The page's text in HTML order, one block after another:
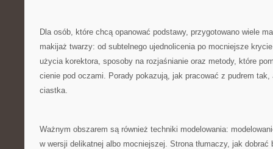
Dla osób, które chcą opanować podstawy, przygotowano wiele
makijaż twarzy: od subtelnego ujednolicenia po mocniejsze
użycia korektora, sposoby na rozjaśnianie oraz metody, które
cienie pod oczami. Porady pokazują, jak pracować z pudrem
ciastka.
Ważnym obszarem są również techniki modelowania:
w wersji delikatnej albo mocniejszej. Strona tłumaczy, jak dobrać